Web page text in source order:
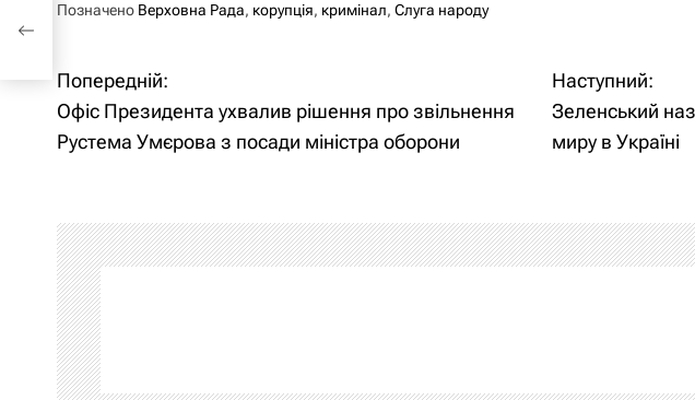
Позначено Верховна Рада, корупція, кримінал, Слуга народу
Н
а
і
г
а
ц
Попередній:
Офіс Президента ухвалив рішення про звільнення
Рустема Умєрова з посади міністра оборони
Наступний:
Зеленський
миру в Україні